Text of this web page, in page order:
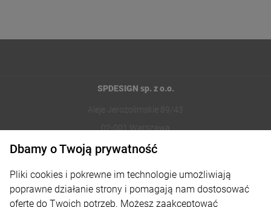
SPDESIGN sp. z o.o.
Aleje Jerozolimskie 89/43
02-001 Warszawa
sklep@reklamydrukarnia.pl
Dbamy o Twoją prywatność
Pliki cookies i pokrewne im technologie umożliwiają
poprawne działanie strony i pomagają nam dostosować
ofertę do Twoich potrzeb. Możesz zaakceptować